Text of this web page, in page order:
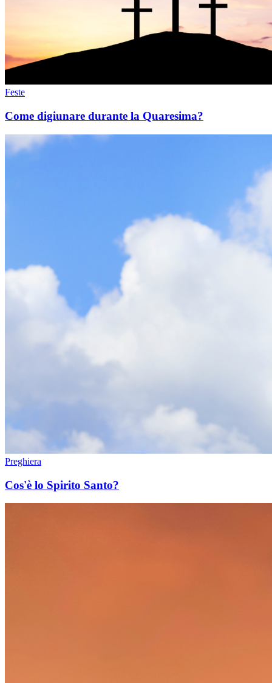
Feste
Come digiunare durante la Quaresima?
Preghiera
Cos'è lo Spirito Santo?